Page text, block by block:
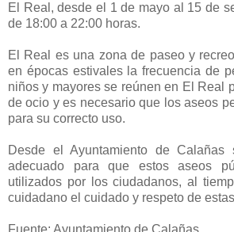
El Real, desde el 1 de mayo al 15 de
de 18:00 a 22:00 horas.
El Real es una zona de paseo y
en épocas estivales la frecuencia de
niños y mayores se reúnen en El Real
de ocio y es necesario que los aseos
para su correcto uso.
Desde el Ayuntamiento de
adecuado para que estos aseos
utilizados por los ciudadanos, al
cuidadano el cuidado y respeto de